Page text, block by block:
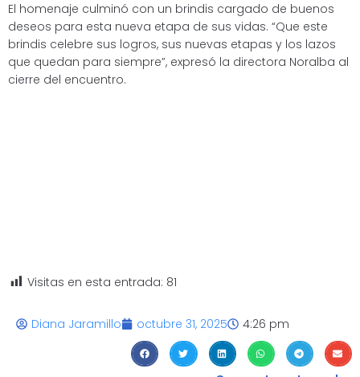
El homenaje culminó con un brindis cargado de buenos
deseos para esta nueva etapa de sus vidas. “Que este
brindis celebre sus logros, sus nuevas etapas y los lazos
que quedan para siempre”, expresó la directora Noralba al
cierre del encuentro.
Visitas en esta entrada: 81
Diana Jaramillo octubre 31, 2025 4:26 pm